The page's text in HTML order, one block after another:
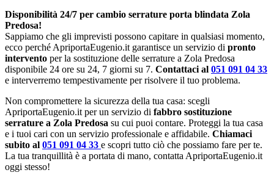
Disponibilità 24/7 per cambio serrature porta blindata Zola
Predosa!
Sappiamo che gli imprevisti possono capitare in qualsiasi momento,
ecco perché ApriportaEugenio.it garantisce un servizio di pronto
intervento per la sostituzione delle serrature a Zola Predosa
disponibile 24 ore su 24, 7 giorni su 7. Contattaci al 051 091 04 33
e interverremo tempestivamente per risolvere il tuo problema.
Non compromettere la sicurezza della tua casa: scegli
ApriportaEugenio.it per un servizio di fabbro sostituzione
serrature a Zola Predosa su cui puoi contare. Proteggi la tua casa
e i tuoi cari con un servizio professionale e affidabile. Chiamaci
subito al 051 091 04 33 e scopri tutto ciò che possiamo fare per te.
La tua tranquillità è a portata di mano, contatta ApriportaEugenio.it
oggi stesso!